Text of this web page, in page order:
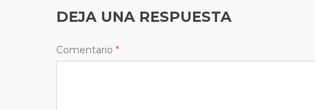
DEJA UNA RESPUESTA
Comentario *